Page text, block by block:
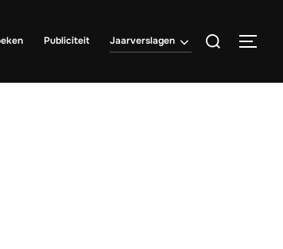
Publiciteit Jaarverslagen
Zoek
naar: